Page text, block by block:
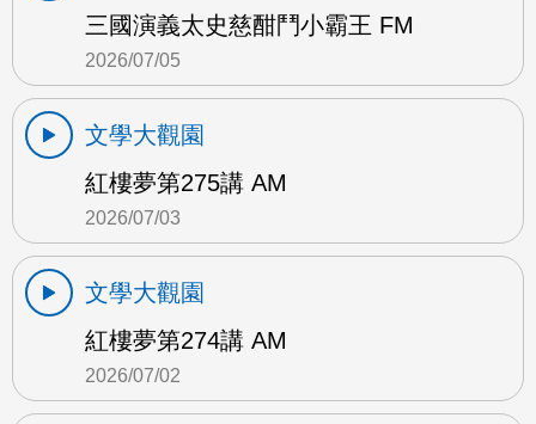
三國演義太史慈酣鬥小霸王 FM
2026/07/05
文學大觀園
紅樓夢第275講 AM
2026/07/03
文學大觀園
紅樓夢第274講 AM
2026/07/02